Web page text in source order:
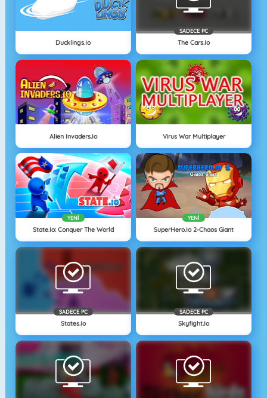
Ducklings.io
SADECE PC
The Cars.io
Alien Invaders.io Virus War Multiplayer
YENI
State.io: Conquer The World
YENI
SuperHero.io 2-Chaos Giant
SADECE PC
States.io
SADECE PC
Skyfight.io